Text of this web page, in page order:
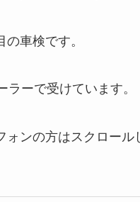
の車検です。
ラーで受けています。
ンの方はスクロール